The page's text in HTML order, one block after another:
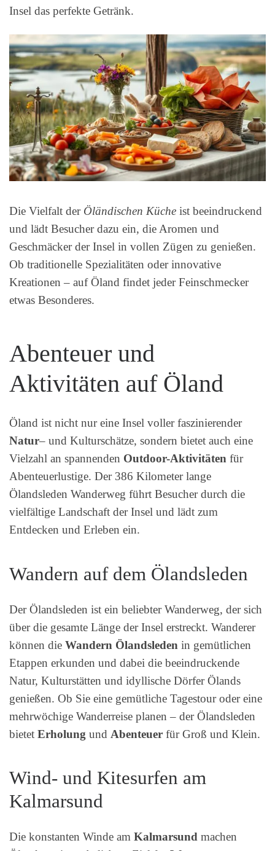
Insel das perfekte Getränk.
Die Vielfalt der Öländischen Küche ist beeindruckend
und lädt Besucher dazu ein, die Aromen und
Geschmäcker der Insel in vollen Zügen zu genießen.
Ob traditionelle Spezialitäten oder innovative
Kreationen – auf Öland findet jeder Feinschmecker
etwas Besonderes.
Abenteuer und
Aktivitäten auf Öland
Öland ist nicht nur eine Insel voller faszinierender
Natur– und Kulturschätze, sondern bietet auch eine
Vielzahl an spannenden Outdoor-Aktivitäten für
Abenteuerlustige. Der 386 Kilometer lange
Ölandsleden Wanderweg führt Besucher durch die
vielfältige Landschaft der Insel und lädt zum
Entdecken und Erleben ein.
Wandern auf dem Ölandsleden
Der Ölandsleden ist ein beliebter Wanderweg, der sich
über die gesamte Länge der Insel erstreckt. Wanderer
können die Wandern Ölandsleden in gemütlichen
Etappen erkunden und dabei die beeindruckende
Natur, Kulturstätten und idyllische Dörfer Ölands
genießen. Ob Sie eine gemütliche Tagestour oder eine
mehrwöchige Wanderreise planen – der Ölandsleden
bietet Erholung und Abenteuer für Groß und Klein.
Wind- und Kitesurfen am
Kalmarsund
Die konstanten Winde am Kalmarsund machen